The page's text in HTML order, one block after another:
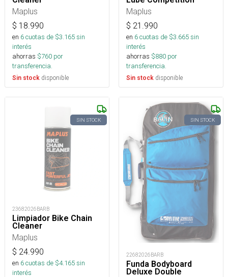
Maplus
$ 18.990
en 6cuotas de $3.165sin
interés
ahorras $760 por
transferencia.
Sin stock disponible
Maplus
$ 21.990
en 6cuotas de $3.665sin
interés
ahorras $880 por
transferencia.
Sin stock disponible
SIN STOCK
23682026BARB
Limpiador Bike Chain
Cleaner
Maplus
$ 24.990
en 6cuotas de $4.165sin
interés
SIN STOCK
22682026BARB
Funda Bodyboard
Deluxe Double